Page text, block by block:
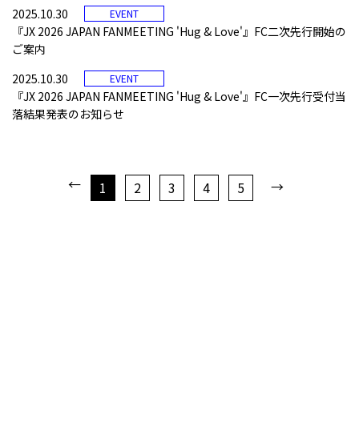
2025.10.30
EVENT
『JX 2026 JAPAN FANMEETING 'Hug & Love'』FC二次先行開始の
ご案内
2025.10.30
EVENT
『JX 2026 JAPAN FANMEETING 'Hug & Love'』FC一次先行受付当
落結果発表のお知らせ
← 1 2 3 4 5 →